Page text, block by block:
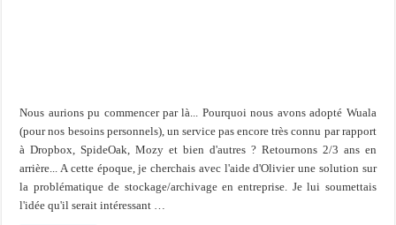
Nous aurions pu commencer par là... Pourquoi nous avons adopté Wuala
(pour nos besoins personnels), un service pas encore très connu par rapport
à Dropbox, SpideOak, Mozy et bien d'autres ? Retournons 2/3 ans en
arrière... A cette époque, je cherchais avec l'aide d'Olivier une solution sur
la problématique de stockage/archivage en entreprise. Je lui soumettais
l'idée qu'il serait intéressant …